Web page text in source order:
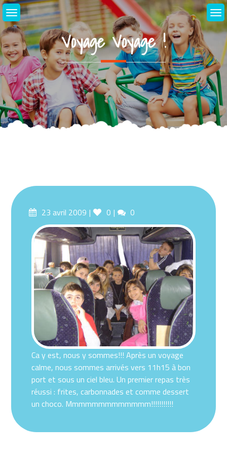
Skip
to
content
Voyage Voyage !
Posted23 avril 2009 Likes
0 Comments
0
Ca y est, nous y sommes!!! Après un voyage
calme, nous sommes arrivés vers 11h15 à bon
port et sous un ciel bleu. Un premier repas très
réussi : frites, carbonnades et comme dessert
un choco. Mmmmmmmmmmmmm!!!!!!!!!!!